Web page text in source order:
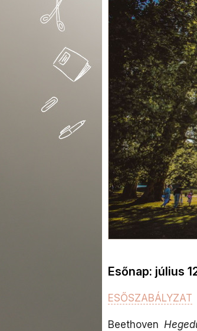
Esőnap: július
ESŐSZABÁLYZAT
Beethoven